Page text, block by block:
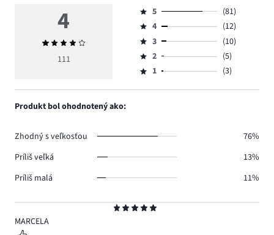
5
MARCELA
4
Priemerné
hodnotenie
111
Hodnotenie
5,
počet
hlasov
81.
5
(81)
Hodnotenie
4,
počet
hlasov
4
(12)
Hodnotenie
3,
počet
3
(10)
Hodnotenie
2,
2
(5)
Hodnotenie
1,
1 (3)
Produkt bol ohodnotený ako:
Zhodný s veľkosťou
76%
Príliš veľká
13%
Príliš malá
11%